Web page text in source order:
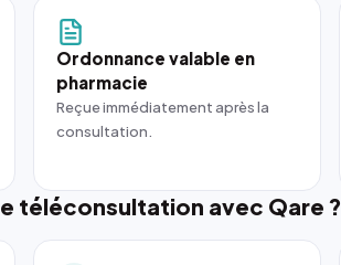
Ordonnance valable en
pharmacie
Reçue immédiatement après la
consultation.
téléconsultation avec Qare ?